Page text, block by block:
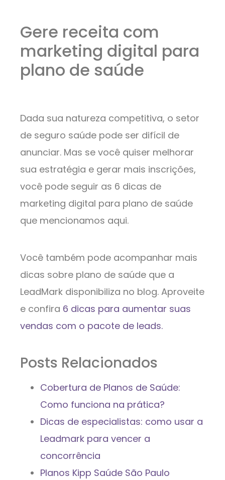
Gere receita com
marketing digital para
plano de saúde
Dada sua natureza competitiva, o setor
de seguro saúde pode ser difícil de
anunciar. Mas se você quiser melhorar
sua estratégia e gerar mais inscrições,
você pode seguir as 6 dicas de
marketing digital para plano de saúde
que mencionamos aqui.
Você também pode acompanhar mais
dicas sobre plano de saúde que a
LeadMark disponibiliza no blog. Aproveite
e confira 6 dicas para aumentar suas
vendas com o pacote de leads.
Posts Relacionados
Cobertura de Planos de Saúde:
Como funciona na prática?
Dicas de especialistas: como usar a
Leadmark para vencer a
concorrência
Planos Kipp Saúde São Paulo